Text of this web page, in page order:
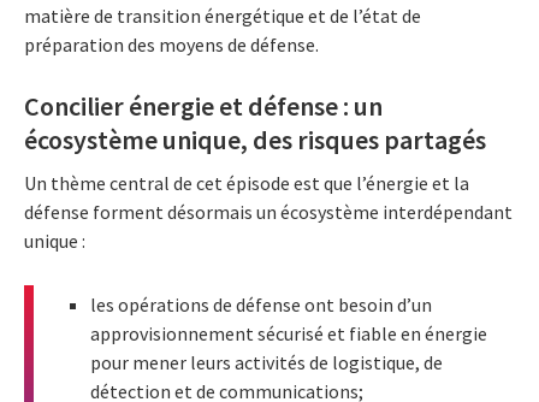
matière de transition énergétique et de l’état de
préparation des moyens de défense.
Concilier énergie et défense : un
écosystème unique, des risques partagés
Un thème central de cet épisode est que l’énergie et la
défense forment désormais un écosystème interdépendant
unique :
les opérations de défense ont besoin d’un
approvisionnement sécurisé et fiable en énergie
pour mener leurs activités de logistique, de
détection et de communications;